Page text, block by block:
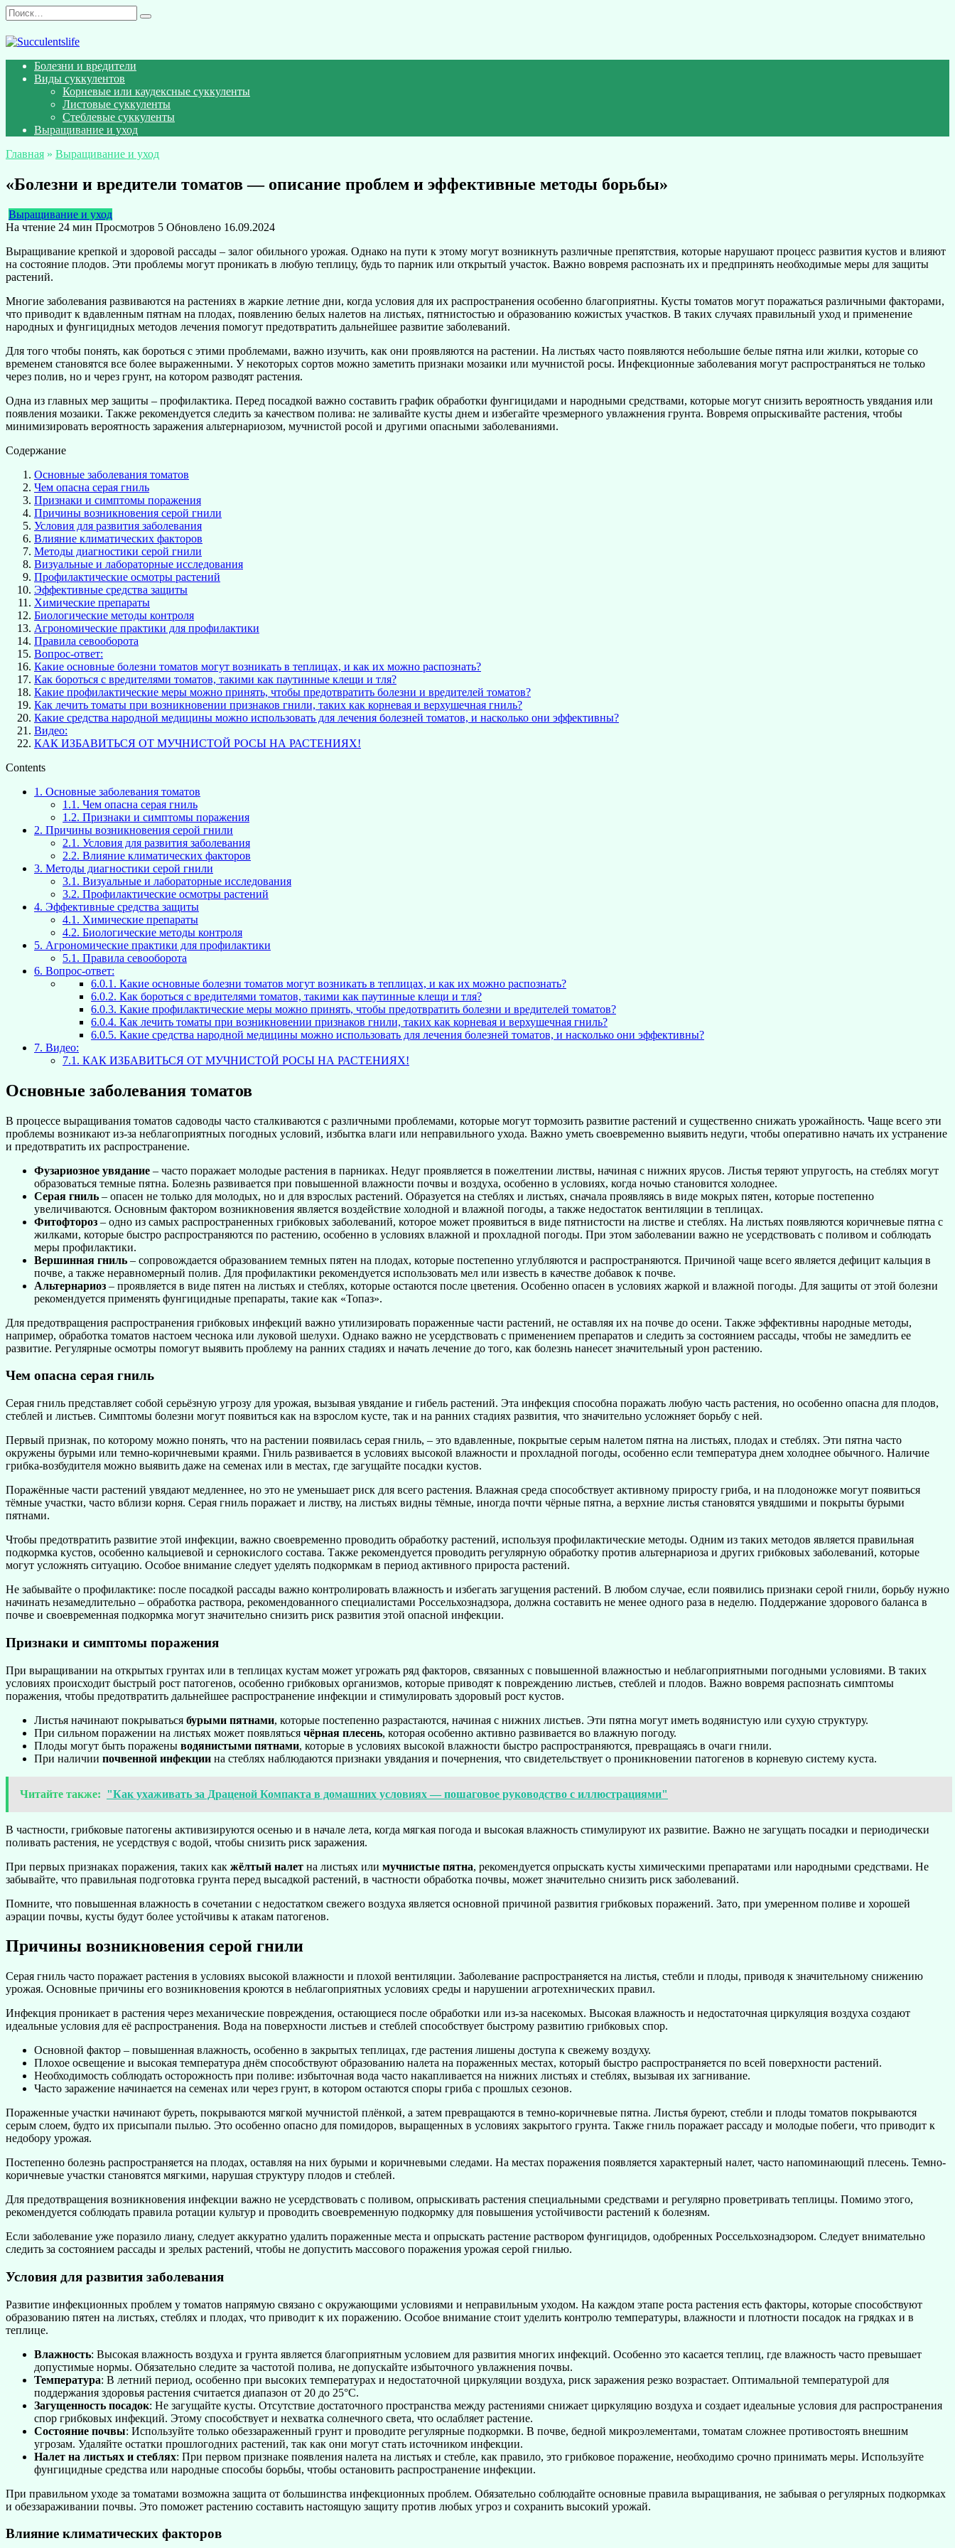
Перейти
к
содержанию
Search
for:
Болезни и вредители
Виды суккулентов
Корневые или каудексные суккуленты
Листовые суккуленты
Стеблевые суккуленты
Выращивание и уход
Главная » Выращивание и уход
«Болезни и вредители томатов — описание проблем и эффективные методы борьбы»
Выращивание и уход
На чтение 24 мин Просмотров 5 Обновлено 16.09.2024
Выращивание крепкой и здоровой рассады – залог обильного урожая. Однако на пути к этому могут возникнуть различные препятствия, которые нарушают процесс развития кустов и влияют
на состояние плодов. Эти проблемы могут проникать в любую теплицу, будь то парник или открытый участок. Важно вовремя распознать их и предпринять необходимые меры для защиты
растений.
Многие заболевания развиваются на растениях в жаркие летние дни, когда условия для их распространения особенно благоприятны. Кусты томатов могут поражаться различными факторами,
что приводит к вдавленным пятнам на плодах, появлению белых налетов на листьях, пятнистостью и образованию кожистых участков. В таких случаях правильный уход и применение
народных и фунгицидных методов лечения помогут предотвратить дальнейшее развитие заболеваний.
Для того чтобы понять, как бороться с этими проблемами, важно изучить, как они проявляются на растении. На листьях часто появляются небольшие белые пятна или жилки, которые со
временем становятся все более выраженными. У некоторых сортов можно заметить признаки мозаики или мучнистой росы. Инфекционные заболевания могут распространяться не только
через полив, но и через грунт, на котором разводят растения.
Одна из главных мер защиты – профилактика. Перед посадкой важно составить график обработки фунгицидами и народными средствами, которые могут снизить вероятность увядания или
появления мозаики. Также рекомендуется следить за качеством полива: не заливайте кусты днем и избегайте чрезмерного увлажнения грунта. Вовремя опрыскивайте растения, чтобы
минимизировать вероятность заражения альтернариозом, мучнистой росой и другими опасными заболеваниями.
Содержание
Основные заболевания томатов
Чем опасна серая гниль
Признаки и симптомы поражения
Причины возникновения серой гнили
Условия для развития заболевания
Влияние климатических факторов
Методы диагностики серой гнили
Визуальные и лабораторные исследования
Профилактические осмотры растений
Эффективные средства защиты
Химические препараты
Биологические методы контроля
Агрономические практики для профилактики
Правила севооборота
Вопрос-ответ:
Какие основные болезни томатов могут возникать в теплицах, и как их можно распознать?
Как бороться с вредителями томатов, такими как паутинные клещи и тля?
Какие профилактические меры можно принять, чтобы предотвратить болезни и вредителей томатов?
Как лечить томаты при возникновении признаков гнили, таких как корневая и верхушечная гниль?
Какие средства народной медицины можно использовать для лечения болезней томатов, и насколько они эффективны?
Видео:
КАК ИЗБАВИТЬСЯ ОТ МУЧНИСТОЙ РОСЫ НА РАСТЕНИЯХ!
Contents
1. Основные заболевания томатов
1.1. Чем опасна серая гниль
1.2. Признаки и симптомы поражения
2. Причины возникновения серой гнили
2.1. Условия для развития заболевания
2.2. Влияние климатических факторов
3. Методы диагностики серой гнили
3.1. Визуальные и лабораторные исследования
3.2. Профилактические осмотры растений
4. Эффективные средства защиты
4.1. Химические препараты
4.2. Биологические методы контроля
5. Агрономические практики для профилактики
5.1. Правила севооборота
6. Вопрос-ответ:
6.0.1. Какие основные болезни томатов могут возникать в теплицах, и как их можно распознать?
6.0.2. Как бороться с вредителями томатов, такими как паутинные клещи и тля?
6.0.3. Какие профилактические меры можно принять, чтобы предотвратить болезни и вредителей томатов?
6.0.4. Как лечить томаты при возникновении признаков гнили, таких как корневая и верхушечная гниль?
6.0.5. Какие средства народной медицины можно использовать для лечения болезней томатов, и насколько они эффективны?
7. Видео:
7.1. КАК ИЗБАВИТЬСЯ ОТ МУЧНИСТОЙ РОСЫ НА РАСТЕНИЯХ!
Основные заболевания томатов
В процессе выращивания томатов садоводы часто сталкиваются с различными проблемами, которые могут тормозить развитие растений и существенно снижать урожайность. Чаще всего эти
проблемы возникают из-за неблагоприятных погодных условий, избытка влаги или неправильного ухода. Важно уметь своевременно выявить недуги, чтобы оперативно начать их устранение
и предотвратить их распространение.
Фузариозное увядание – часто поражает молодые растения в парниках. Недуг проявляется в пожелтении листвы, начиная с нижних ярусов. Листья теряют упругость, на стеблях могут
образоваться темные пятна. Болезнь развивается при повышенной влажности почвы и воздуха, особенно в условиях, когда ночью становится холоднее.
Серая гниль – опасен не только для молодых, но и для взрослых растений. Образуется на стеблях и листьях, сначала проявляясь в виде мокрых пятен, которые постепенно
увеличиваются. Основным фактором возникновения является воздействие холодной и влажной погоды, а также недостаток вентиляции в теплицах.
Фитофтороз – одно из самых распространенных грибковых заболеваний, которое может проявиться в виде пятнистости на листве и стеблях. На листьях появляются коричневые пятна с
жилками, которые быстро распространяются по растению, особенно в условиях влажной и прохладной погоды. При этом заболевании важно не усердствовать с поливом и соблюдать
меры профилактики.
Вершинная гниль – сопровождается образованием темных пятен на плодах, которые постепенно углубляются и распространяются. Причиной чаще всего является дефицит кальция в
почве, а также неравномерный полив. Для профилактики рекомендуется использовать мел или известь в качестве добавок к почве.
Альтернариоз – проявляется в виде пятен на листьях и стеблях, которые остаются после цветения. Особенно опасен в условиях жаркой и влажной погоды. Для защиты от этой болезни
рекомендуется применять фунгицидные препараты, такие как «Топаз».
Для предотвращения распространения грибковых инфекций важно утилизировать пораженные части растений, не оставляя их на почве до осени. Также эффективны народные методы,
например, обработка томатов настоем чеснока или луковой шелухи. Однако важно не усердствовать с применением препаратов и следить за состоянием рассады, чтобы не замедлить ее
развитие. Регулярные осмотры помогут выявить проблему на ранних стадиях и начать лечение до того, как болезнь нанесет значительный урон растению.
Чем опасна серая гниль
Серая гниль представляет собой серьёзную угрозу для урожая, вызывая увядание и гибель растений. Эта инфекция способна поражать любую часть растения, но особенно опасна для плодов,
стеблей и листьев. Симптомы болезни могут появиться как на взрослом кусте, так и на ранних стадиях развития, что значительно усложняет борьбу с ней.
Первый признак, по которому можно понять, что на растении появилась серая гниль, – это вдавленные, покрытые серым налетом пятна на листьях, плодах и стеблях. Эти пятна часто
окружены бурыми или темно-коричневыми краями. Гниль развивается в условиях высокой влажности и прохладной погоды, особенно если температура днем холоднее обычного. Наличие
грибка-возбудителя можно выявить даже на семенах или в местах, где загущайте посадки кустов.
Поражённые части растений увядают медленнее, но это не уменьшает риск для всего растения. Влажная среда способствует активному приросту гриба, и на плодоножке могут появиться
тёмные участки, часто вблизи корня. Серая гниль поражает и листву, на листьях видны тёмные, иногда почти чёрные пятна, а верхние листья становятся увядшими и покрыты бурыми
пятнами.
Чтобы предотвратить развитие этой инфекции, важно своевременно проводить обработку растений, используя профилактические методы. Одним из таких методов является правильная
подкормка кустов, особенно кальциевой и сернокислого состава. Также рекомендуется проводить регулярную обработку против альтернариоза и других грибковых заболеваний, которые
могут усложнять ситуацию. Особое внимание следует уделять подкормкам в период активного прироста растений.
Не забывайте о профилактике: после посадкой рассады важно контролировать влажность и избегать загущения растений. В любом случае, если появились признаки серой гнили, борьбу нужно
начинать незамедлительно – обработка раствора, рекомендованного специалистами Россельхознадзора, должна составить не менее одного раза в неделю. Поддержание здорового баланса в
почве и своевременная подкормка могут значительно снизить риск развития этой опасной инфекции.
Признаки и симптомы поражения
При выращивании на открытых грунтах или в теплицах кустам может угрожать ряд факторов, связанных с повышенной влажностью и неблагоприятными погодными условиями. В таких
условиях происходит быстрый рост патогенов, особенно грибковых организмов, которые приводят к повреждению листьев, стеблей и плодов. Важно вовремя распознать симптомы
поражения, чтобы предотвратить дальнейшее распространение инфекции и стимулировать здоровый рост кустов.
Листья начинают покрываться бурыми пятнами, которые постепенно разрастаются, начиная с нижних листьев. Эти пятна могут иметь водянистую или сухую структуру.
При сильном поражении на листьях может появляться чёрная плесень, которая особенно активно развивается во влажную погоду.
Плоды могут быть поражены водянистыми пятнами, которые в условиях высокой влажности быстро распространяются, превращаясь в очаги гнили.
При наличии почвенной инфекции на стеблях наблюдаются признаки увядания и почернения, что свидетельствует о проникновении патогенов в корневую систему куста.
Читайте также: "Как ухаживать за Драценой Компакта в домашних условиях — пошаговое руководство с иллюстрациями"
В частности, грибковые патогены активизируются осенью и в начале лета, когда мягкая погода и высокая влажность стимулируют их развитие. Важно не загущать посадки и периодически
поливать растения, не усердствуя с водой, чтобы снизить риск заражения.
При первых признаках поражения, таких как жёлтый налет на листьях или мучнистые пятна, рекомендуется опрыскать кусты химическими препаратами или народными средствами. Не
забывайте, что правильная подготовка грунта перед высадкой растений, в частности обработка почвы, может значительно снизить риск заболеваний.
Помните, что повышенная влажность в сочетании с недостатком свежего воздуха является основной причиной развития грибковых поражений. Зато, при умеренном поливе и хорошей
аэрации почвы, кусты будут более устойчивы к атакам патогенов.
Причины возникновения серой гнили
Серая гниль часто поражает растения в условиях высокой влажности и плохой вентиляции. Заболевание распространяется на листья, стебли и плоды, приводя к значительному снижению
урожая. Основные причины его возникновения кроются в неблагоприятных условиях среды и нарушении агротехнических правил.
Инфекция проникает в растения через механические повреждения, остающиеся после обработки или из-за насекомых. Высокая влажность и недостаточная циркуляция воздуха создают
идеальные условия для её распространения. Вода на поверхности листьев и стеблей способствует быстрому развитию грибковых спор.
Основной фактор – повышенная влажность, особенно в закрытых теплицах, где растения лишены доступа к свежему воздуху.
Плохое освещение и высокая температура днём способствуют образованию налета на пораженных местах, который быстро распространяется по всей поверхности растений.
Необходимость соблюдать осторожность при поливе: избыточная вода часто накапливается на нижних листьях и стеблях, вызывая их загнивание.
Часто заражение начинается на семенах или через грунт, в котором остаются споры гриба с прошлых сезонов.
Пораженные участки начинают буреть, покрываются мягкой мучнистой плёнкой, а затем превращаются в темно-коричневые пятна. Листья буреют, стебли и плоды томатов покрываются
серым слоем, будто их присыпали пылью. Это особенно опасно для помидоров, выращенных в условиях закрытого грунта. Также гниль поражает рассаду и молодые побеги, что приводит к
недобору урожая.
Постепенно болезнь распространяется на плодах, оставляя на них бурыми и коричневыми следами. На местах поражения появляется характерный налет, часто напоминающий плесень. Темно-
коричневые участки становятся мягкими, нарушая структуру плодов и стеблей.
Для предотвращения возникновения инфекции важно не усердствовать с поливом, опрыскивать растения специальными средствами и регулярно проветривать теплицы. Помимо этого,
рекомендуется соблюдать правила ротации культур и проводить своевременную подкормку для повышения устойчивости растений к болезням.
Если заболевание уже поразило лиану, следует аккуратно удалить пораженные места и опрыскать растение раствором фунгицидов, одобренных Россельхознадзором. Следует внимательно
следить за состоянием рассады и зрелых растений, чтобы не допустить массового поражения урожая серой гнилью.
Условия для развития заболевания
Развитие инфекционных проблем у томатов напрямую связано с окружающими условиями и неправильным уходом. На каждом этапе роста растения есть факторы, которые способствуют
образованию пятен на листьях, стеблях и плодах, что приводит к их поражению. Особое внимание стоит уделить контролю температуры, влажности и плотности посадок на грядках и в
теплице.
Влажность: Высокая влажность воздуха и грунта является благоприятным условием для развития многих инфекций. Особенно это касается теплиц, где влажность часто превышает
допустимые нормы. Обязательно следите за частотой полива, не допускайте избыточного увлажнения почвы.
Температура: В летний период, особенно при высоких температурах и недостаточной циркуляции воздуха, риск заражения резко возрастает. Оптимальной температурой для
поддержания здоровья растения считается диапазон от 20 до 25°C.
Загущенность посадок: Не загущайте кусты. Отсутствие достаточного пространства между растениями снижает циркуляцию воздуха и создает идеальные условия для распространения
спор грибковых инфекций. Этому способствует и нехватка солнечного света, что ослабляет растение.
Состояние почвы: Используйте только обеззараженный грунт и проводите регулярные подкормки. В почве, бедной микроэлементами, томатам сложнее противостоять внешним
угрозам. Удаляйте остатки прошлогодних растений, так как они могут стать источником инфекции.
Налет на листьях и стеблях: При первом признаке появления налета на листьях и стебле, как правило, это грибковое поражение, необходимо срочно принимать меры. Используйте
фунгицидные средства или народные способы борьбы, чтобы остановить распространение инфекции.
При правильном уходе за томатами возможна защита от большинства инфекционных проблем. Обязательно соблюдайте основные правила выращивания, не забывая о регулярных подкормках
и обеззараживании почвы. Это поможет растению составить настоящую защиту против любых угроз и сохранить высокий урожай.
Влияние климатических факторов